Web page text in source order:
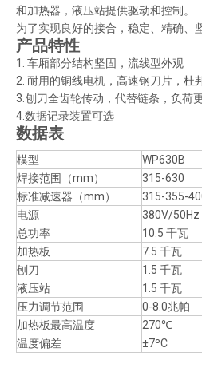
和加热器，液压站提供驱动和控制。
为了实现良好的接合，稳定、精确、
产品特性
1. 车厢部分结构坚固，流线型外观
2. 耐用的铜线电机，高速钢刀片，杜
3. 刨刀全齿轮传动，代替链条，负荷
4.数据记录装置可选
数据表
模型
WP630B
焊接范围（mm）
315-630
标准减速器（mm）
315-355-
电源
380V/50Hz
总功率
10.5 千瓦
加热板
7.5 千瓦
刨刀
1.5 千瓦
液压站
1.5 千瓦
压力调节范围
0-8.0兆帕
加热板最高温度
270℃
温度偏差
±7ºC